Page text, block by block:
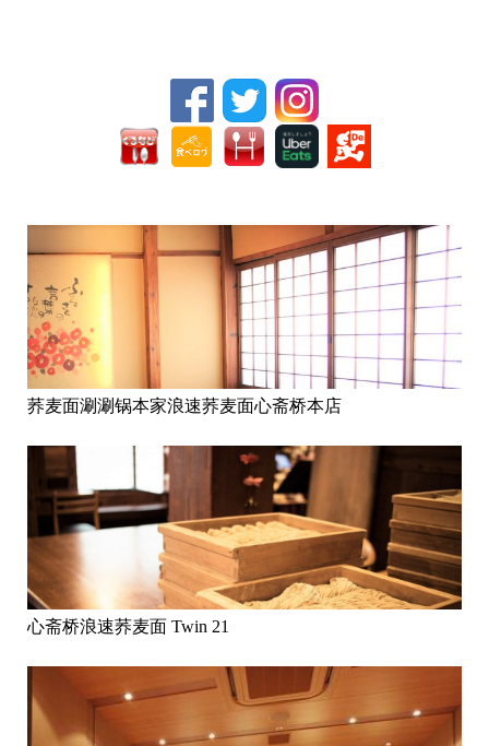
荞麦面涮涮锅本家浪速荞麦面心斋桥本店
心斋桥浪速荞麦面 Twin 21